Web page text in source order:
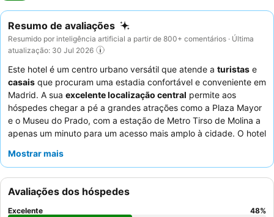
Resumo de avaliações
Resumido por inteligência artificial a partir de 800+ comentários · Última
atualização: 30 Jul 2026
Este hotel é um centro urbano versátil que atende a turistas e
casais que procuram uma estadia confortável e conveniente em
Madrid. A sua excelente localização central permite aos
hóspedes chegar a pé a grandes atrações como a Plaza Mayor
e o Museu do Prado, com a estação de Metro Tirso de Molina a
apenas um minuto para um acesso mais amplo à cidade. O hotel
grandes e confortáveis, garantindo uma experiência relaxante.
receção
pela sua prestabilidade e o
e de alta qualidadeque supera as expectativas. Para uma
estadia mais tranquila, os hóspedes são aconselhados a solicitar
Mostrar mais
Avaliações dos hóspedes
Excelente 48%